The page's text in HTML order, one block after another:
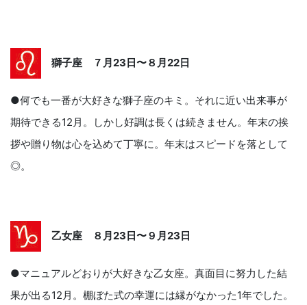
獅子座 ７月23日〜８月22日
●何でも一番が大好きな獅子座のキミ。それに近い出来事が
期待できる12月。しかし好調は長くは続きません。年末の挨
拶や贈り物は心を込めて丁寧に。年末はスピードを落として
◎。
乙女座 ８月23日〜９月23日
●マニュアルどおりが大好きな乙女座。真面目に努力した結
果が出る12月。棚ぼた式の幸運には縁がなかった1年でした。